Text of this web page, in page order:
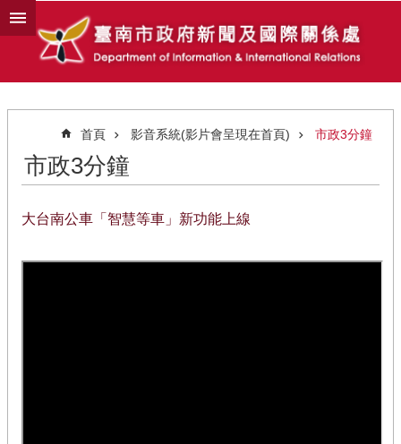
跳到主要內容區塊
首頁 影音系統(影片會呈現在首頁) 市政3分鐘
市政3分鐘
大台南公車「智慧等車」新功能上線